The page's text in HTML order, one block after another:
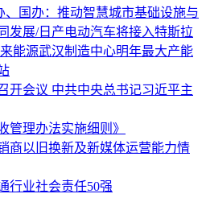
、国办：推动智慧城市基础设施与
发展/日产电动汽车将接入特斯拉
能源武汉制造中心明年最大产能
开会议 中共中央总书记习近平主
管理办法实施细则》
商以旧换新及新媒体运营能力情
行业社会责任50强